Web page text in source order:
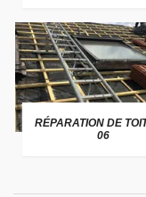
RÉPARATION DE
06